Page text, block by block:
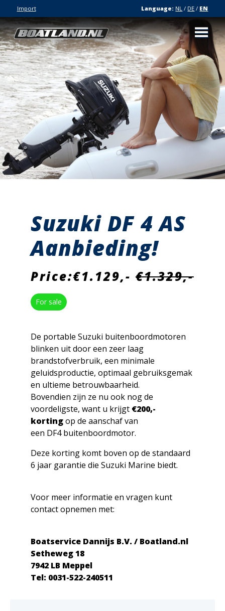
Import Language: NL / DE / EN
Suzuki DF 4 AS
Aanbieding!
Price:€1.129,-€1.329,-
For sale
De portable Suzuki buitenboordmotoren
blinken uit door een zeer laag
brandstofverbruik, een minimale
geluidsproductie, optimaal gebruiksgemak
en ultieme betrouwbaarheid.
Bovendien zijn ze nu ook nog de
voordeligste, want u krijgt €200,-
kortingop de aanschaf van
een DF4 buitenboordmotor.
Deze korting komt boven op de standaard
6 jaar garantie die Suzuki Marine biedt.
Voor meer informatie en vragen kunt
contact opnemen met:
Boatservice Dannijs B.V. / Boatland.nl
Setheweg 18
7942 LB Meppel
Tel: 0031-522-240511